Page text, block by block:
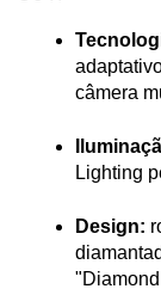
câmera
Lighting
Design: